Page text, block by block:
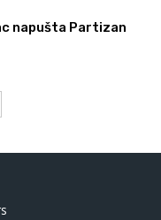
napušta Partizan